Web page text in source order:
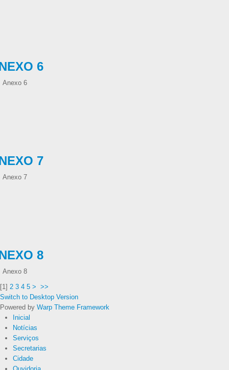
6
Anexo 6
7
Anexo 7
8
Anexo 8
[1] 2 3 4 5 > >>
Switch to Desktop Version
Powered by Warp Theme Framework
Inicial
Notícias
Serviços
Secretarias
Cidade